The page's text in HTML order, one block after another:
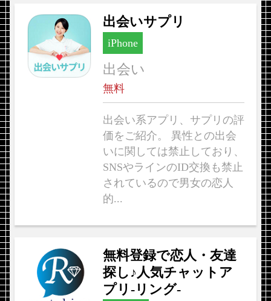
出会いサプリ
iPhone
出会い
無料
出会い系アプリ、サプリの評
価をご紹介。 異性との出会
いに関しては禁止しており、
SNSやラインのID交換も禁止
されているので男女の恋人
的...
無料登録で恋人・友達
探し♪人気チャットア
プリ-リング-